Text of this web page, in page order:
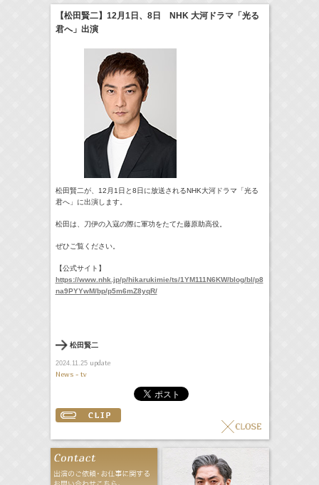
本日の出演情報 8/9(Sun) イベント販売情報
07:30-08:30
(TV) ポケモンとどこいく！？ 髙橋ひかる
09:54-
TV) サンデー・ジャポン
11:45-12:45
スクール革命！
【松田賢二】12月1日、8日 NHK 大河ドラマ「光る
君へ」出演
松田賢二が、12月1日と8日に放送されるNHK大河ドラマ「光る
君へ」に出演します。
松田は、刀伊の入寇の際に軍功をたてた藤原助高役。
ぜひご覧ください。
【公式サイト】
https://www.nhk.jp/p/hikarukimie/ts/1YM111N6KW/blog/bl/p8
na9PYYwM/bp/p5m6mZ8yqR/
松田賢二
2024.11.25update
News - tv